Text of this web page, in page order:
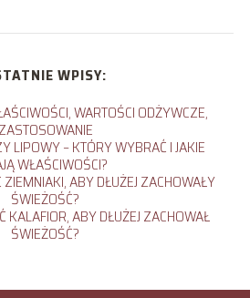
WPISY:
WARTOŚCI ODŻYWCZE,
ZASTOSOWANIE
LIPOWY – KTÓRY WYBRAĆ I JAKIE
WŁAŚCIWOŚCI?
ABY DŁUŻEJ ZACHOWAŁY
ŚWIEŻOŚĆ?
KALAFIOR, ABY DŁUŻEJ ZACHOWAŁ
ŚWIEŻOŚĆ?